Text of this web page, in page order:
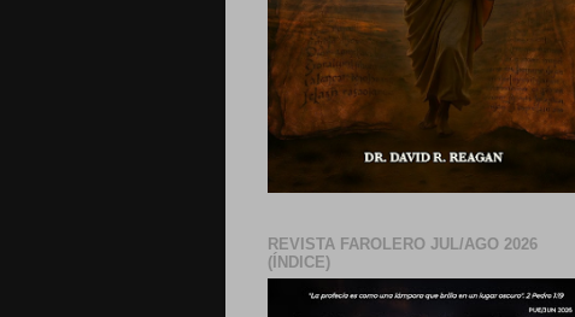
REVISTA FAROLERO JUL/AGO 2026
(ÍNDICE)